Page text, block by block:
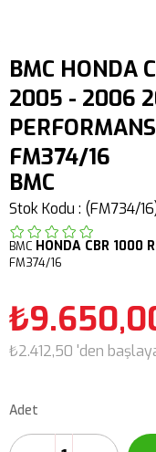
BMC HONDA
2005 - 2006
FM374/16
BMC
Stok Kodu (FM734/
BMC HONDA CBR 1000
FM374/16
₺2.412,50 'den
Adet